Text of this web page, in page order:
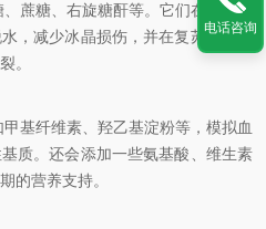
糖、右旋糖酐等。它们在细胞外
，减少冰晶损伤，并在复苏时调节
。
纤维素、羟乙基淀粉等，模拟血
质。还会添加一些氨基酸、维生素
的营养支持。
电话咨询